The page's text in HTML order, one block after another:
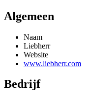
Algemeen
Naam
Liebherr
Website
www.liebherr.com
Bedrijf